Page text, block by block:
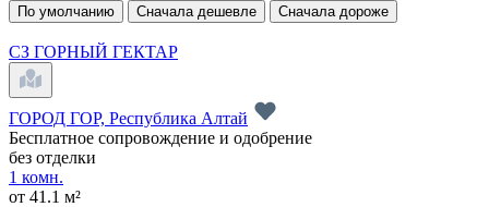
По умолчанию Сначала дешевле Сначала дороже
СЗ ГОРНЫЙ ГЕКТАР
ГОРОД ГОР, Республика Алтай
Бесплатное сопровождение и одобрение
без отделки
1 комн.
от 41.1 м²